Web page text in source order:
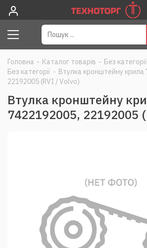
Головна - Каталог товарів - Без категорії
Без категорії - Втулка кронштейну крила
22192005 (RVI / Volvo)
Втулка кронштейну
7422192005, 22192005